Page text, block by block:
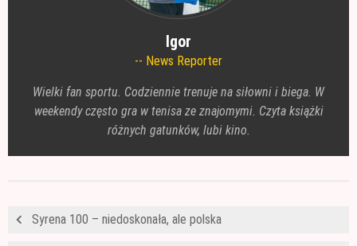
Igor
News Reporter
Wielki fan sportu. Codziennie trenuje na siłowni i biega. W
weekendy często gra w tenisa ze znajomymi. Czyta książki
różnych gatunków, lubi kino.
Syrena 100 – niedoskonała, ale polska